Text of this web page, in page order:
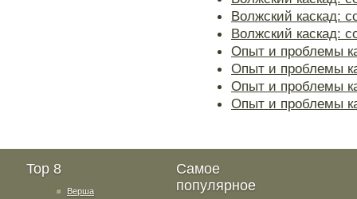
Волжский каскад:
Волжский каскад:
Опыт и проблемы
Опыт и проблемы
Опыт и проблемы
Опыт и проблемы
Top 8
Верша
Самое
популярное